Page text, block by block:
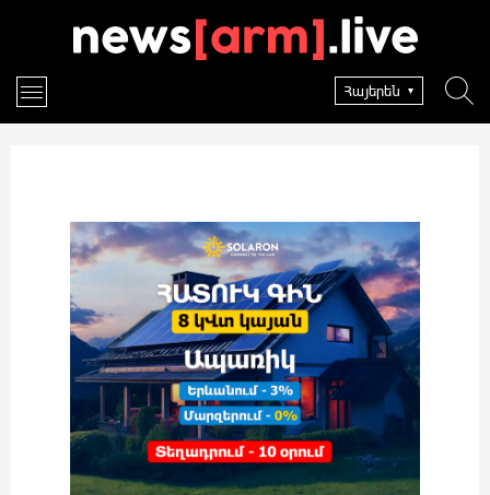
Հայերեն